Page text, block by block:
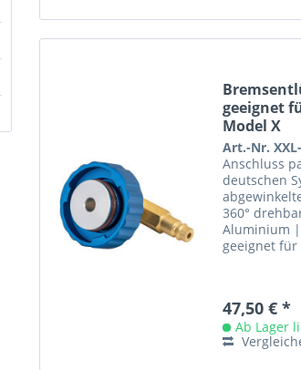
geeignet
Model X
Art.-Nr.
Anschluss
deutschen
360°
Aluminium
geeignet für
47,50 € *
Ab Lager